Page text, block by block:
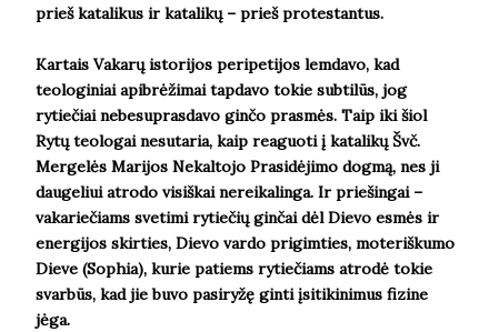
prieš katalikus ir katalikų – prieš protestantus.
Kartais Vakarų istorijos peripetijos lemdavo, kad
teologiniai apibrėžimai tapdavo tokie subtilūs, jog
rytiečiai nebesuprasdavo ginčo prasmės. Taip iki šiol
Rytų teologai nesutaria, kaip reaguoti į katalikų Švč.
Mergelės Marijos Nekaltojo Prasidėjimo dogmą, nes ji
daugeliui atrodo visiškai nereikalinga. Ir priešingai –
vakariečiams svetimi rytiečių ginčai dėl Dievo esmės ir
energijos skirties, Dievo vardo prigimties, moteriškumo
Dieve (Sophia), kurie patiems rytiečiams atrodė tokie
svarbūs, kad jie buvo pasiryžę ginti įsitikinimus fizine
jėga.